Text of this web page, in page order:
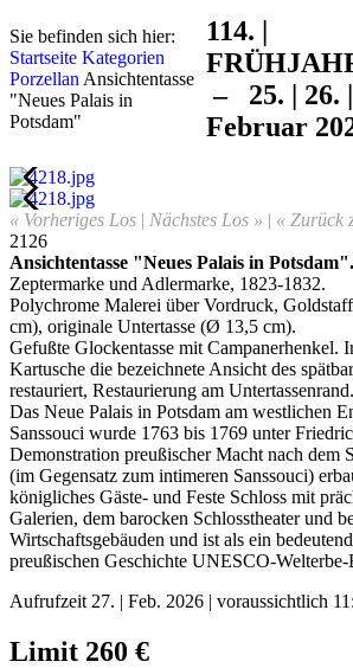
Sie befinden sich hier:
Startseite Kategorien
Porzellan Ansichtentasse
"Neues Palais in
Potsdam"
114. |
– 25. | 26.
Februar
« Vorheriges Los | Nächstes Los » | « Zurück
2126
Ansichtentasse "Neues Palais in Potsdam".
Zeptermarke und Adlermarke, 1823-1832.
Polychrome Malerei über Vordruck,
cm), originale Untertasse (Ø 13,5 cm).
Gefußte Glockentasse mit Campanerhenkel.
Kartusche die bezeichnete Ansicht des
restauriert, Restaurierung am Untertassenrand.
Das Neue Palais in Potsdam am westlichen
Sanssouci wurde 1763 bis 1769 unter
Demonstration preußischer Macht nach dem
(im Gegensatz zum intimeren Sanssouci)
königliches Gäste- und Feste Schloss mit
Galerien, dem barocken Schlosstheater und
Wirtschaftsgebäuden und ist als ein
preußischen Geschichte UNESCO-Welterbe-
Aufrufzeit 27. | Feb. 2026 | voraussichtlich
Limit 260 €